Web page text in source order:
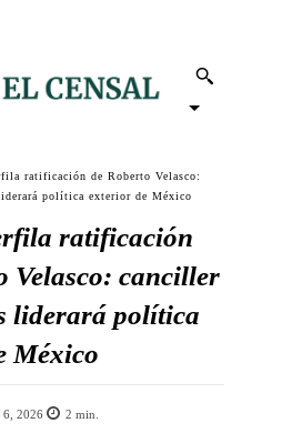
ratificación de Roberto Velasco:
política exterior de México
ratificación
Velasco: canciller
liderará política
México
6, 2026 2 min.